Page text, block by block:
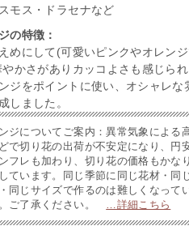
モス・ドラセナなど
の特徴：
めにして(可愛いピンクやオレン
やかさがありカッコよさも感じられ
ジをポイントに使い、オシャレな
しました。
ジについてご案内：異常気象による
で切り花の出荷が不安定になり、円
フレも加わり、切り花の価格もかなり
ています。同じ季節に同じ花材・同
同じサイズで作るのは難しくなって
ご了承ください。 …詳細こちら